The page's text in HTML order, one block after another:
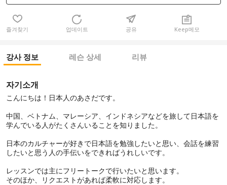
즐겨찾기 업데이트 공유 Keep메모
강사 정보 레슨 상세 리뷰
자기소개
こんにちは！日本人のあさだです。
中国、ベトナム、マレーシア、インドネシアなどを旅して日本語を
学んでいる人がたくさんいることを知りました。
日本のカルチャーが好きで日本語を勉強したいと思い、会話を練習
したいと思う人の手伝いをできればうれしいです。
レッスンでは主にフリートークで行いたいと思います。
そのほか、リクエストがあれば柔軟に対応します。